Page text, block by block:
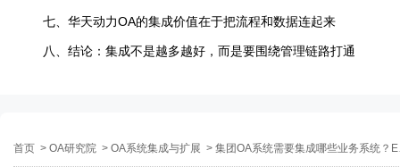
七、华天动力OA的集成价值在于把流程和数据连起来
八、结论：集成不是越多越好，而是要围绕管理链路打通
首页 > OA研究院 > OA系统集成与扩展 > 集团OA系统需要集成哪些业务系统？ERP、财务、HR和项目系统怎么打通